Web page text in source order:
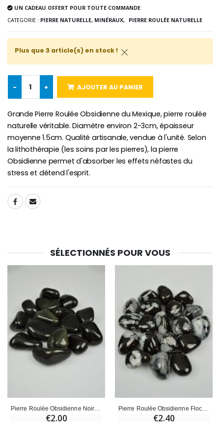
€4.90 €23.00
UN CADEAU OFFERT POUR TOUTE COMMANDE
CATEGORIE : PIERRE NATURELLE, MINÉRAUX, PIERRE ROULÉE NATURELLE
Plus que 3 article(s) en stock !
- + AJOUTER AU PANIER
Grande Pierre Roulée Obsidienne du Mexique, pierre roulée
naturelle véritable. Diamètre environ 2-3cm, épaisseur
moyenne 1.5cm. Qualité artisanale, vendue à l'unité. Selon
la lithothérapie (les soins par les pierres), la pierre
Obsidienne permet d'absorber les effets néfastes du
stress et détend l'esprit.
SHARE:
SÉLECTIONNÉS POUR VOUS
Pierre Roulée Obsidienne Noire Dorée
€2.00
Pierre Roulée Obsidienne Flocon de Neige
€2.40